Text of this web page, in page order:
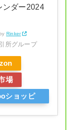
ンダー2024
Rinker
所グループ
場
ショッピ